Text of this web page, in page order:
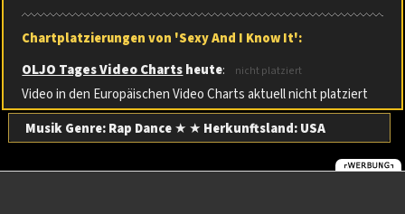
Chartplatzierungen von 'Sexy And I Know It':
OLJO Tages Video Chartsheute: nicht platziert
Video in den Europäischen Video Charts aktuell nicht platziert
Musik Genre: Rap Dance★ ★ Herkunftsland:USA